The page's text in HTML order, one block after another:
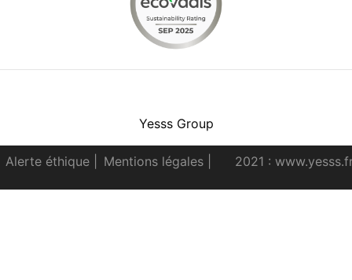
Yesss Group
Alerte éthique Mentions légales 2021 :